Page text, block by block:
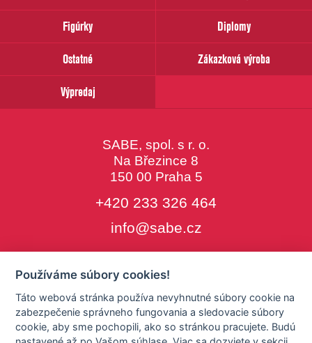
Figúrky
Diplomy
Ostatné
Zákazková výroba
Výpredaj
SABE, spol. s r. o.
Na Březince 8
150 00 Praha 5
+420 233 326 464
info@sabe.cz
Copyright © SABE, spol. s r. o. |
o cookies|nastavenie cookies
Používáme súbory cookies!
Táto webová stránka používa nevyhnutné súbory cookie na
zabezpečenie správneho fungovania a sledovacie súbory
cookie, aby sme pochopili, ako so stránkou pracujete. Budú